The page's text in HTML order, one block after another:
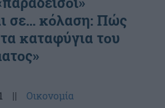
σε… κόλαση: Πώς
καταφύγια του
|| Οικονομία